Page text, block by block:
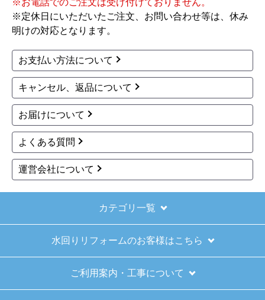
※お電話でのご注文は受け付けておりません。
※定休日にいただいたご注文、お問い合わせ等は、休み
明けの対応となります。
お支払い方法について
キャンセル、返品について
お届けについて
よくある質問
運営会社について
カテゴリ一覧
水回りリフォームのお客様はこちら
ご利用案内・工事について